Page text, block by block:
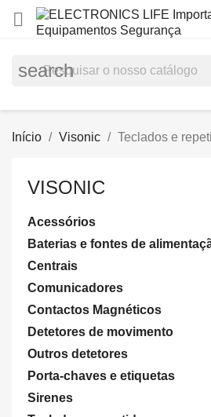

search
Início Visonic Teclados e
VISONIC
Acessórios
Baterias e fontes de
Centrais
Comunicadores
Contactos Magnéticos
Detetores de movimento
Outros detetores
Porta-chaves e etiquetas
Sirenes